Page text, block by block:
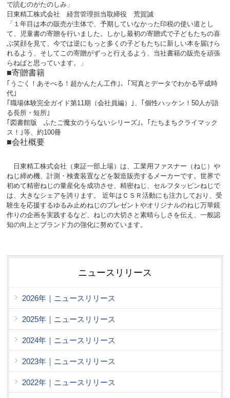
で読むのがたのしみ」
日東精工株式会社 経営管理担当取締役 荒賀誠
「１年目は本の販売が主体で、予期していなかった印税の使い道とし
て、児童書の寄贈を行いました。しかし最初の寄贈式で子どもたちの喜
ぶ笑顔を見て、今では逆にもっと多くの子どもたちに新しい本を届けら
れるよう、そしてこの寄贈がずっと行えるよう、当社書籍の販売を頑張
らねばと思っています。」
■寄贈書籍
｢うごく！あそべる！超かんたん工作｣、｢写真とデータでわかる平成時
代｣
｢職場体験完全ガイド第11期（会社員編）｣、｢個性ハッケン！50人が語
る長所・短所｣
｢図書館版 ふたご魔女のうらないシリーズ｣、｢たちまちクライマック
ス！｣等、約100冊
■会社概要
日東精工株式会社（東証一部上場）は、工業用ファスナー（ねじ）や
ねじ締め機、計測・検査装置などを製造販売するメーカーです。世界で
初めて精密ねじの量産化を成功させ、精密ねじ、セルフタッピンねじで
は、大きなシェアを誇ります。 近年はＣＳＲ活動にも注力しており、受
験生を応援するゆるみ止めねじのプレゼントやオリジナルのねじ万華鏡
作りの企画を実践するなど、ねじの大切さと素晴らしさを伝え、一般認
知の向上とブランド力の強化に努めています。
ニュースリリース
2026年｜ニュースリリース
2025年｜ニュースリリース
2024年｜ニュースリリース
2023年｜ニュースリリース
2022年｜ニュースリリース